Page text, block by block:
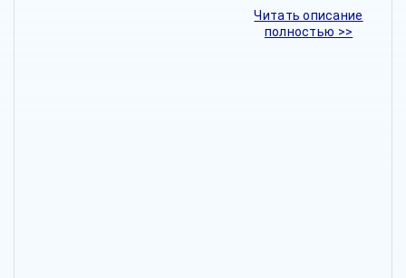
Читать описание
полностью >>